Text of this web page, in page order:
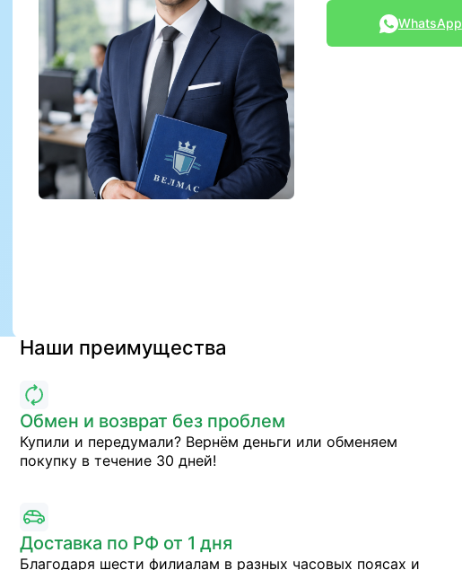
WhatsApp
Наши преимущества
Обмен и возврат без проблем
Купили и передумали? Вернём деньги или обменяем
покупку в течение 30 дней!
Доставка по РФ от 1 дня
Благодаря шести филиалам в разных часовых поясах и